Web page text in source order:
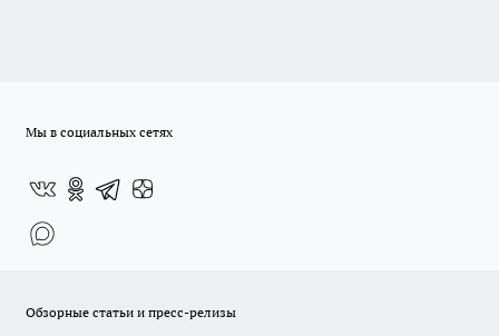
Мы в социальных сетях
Обзорные статьи и пресс-релизы